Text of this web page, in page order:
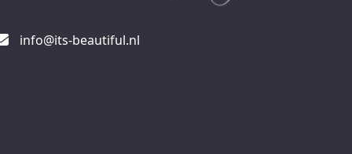
info@its-beautiful.nl